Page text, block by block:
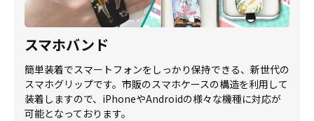
スマホバンド
簡単装着でスマートフォンをしっかり保持できる、新世代の
スマホグリップです。市販のスマホケースの構造を利用して
装着しますので、iPhoneやAndroidの様々な機種に対応が
可能となっております。